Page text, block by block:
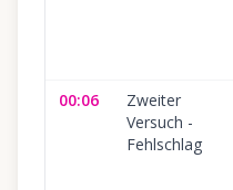
00:06
Zweiter
Versuch -
Fehlschlag